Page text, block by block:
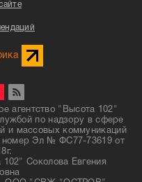
агентство "Высота 102"
по надзору в сфере
и массовых коммуникаций
номер Эл № ФС77-73619 от
Соколова Евгения